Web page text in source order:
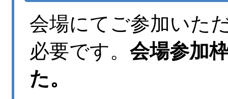
会場にてご参加いた
必要です。 会場参加
た。